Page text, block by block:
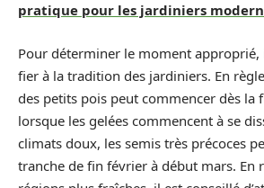
pratique pour les jardiniers
Pour déterminer le moment approprié,
fier à la tradition des jardiniers. En
des petits pois peut commencer dès la
lorsque les gelées commencent à se
climats doux, les semis très précoces
tranche de fin février à début mars. En